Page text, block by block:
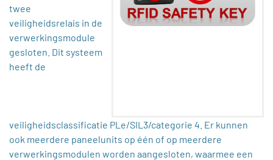
twee
veiligheidsrelais in de
verwerkingsmodule
gesloten. Dit systeem
heeft de
veiligheidsclassificatie PLe/SIL3/categorie 4. Er kunnen
ook meerdere paneelunits op één of op meerdere
verwerkingsmodulen worden aangesloten, waarmee een